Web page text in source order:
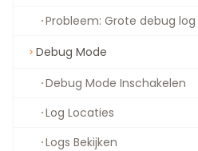
Probleem: Grote debug
Debug Mode
Debug Mode Inschakelen
Log Locaties
Logs Bekijken